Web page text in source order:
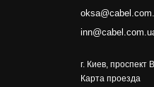
г. Киев,
Карта проезда